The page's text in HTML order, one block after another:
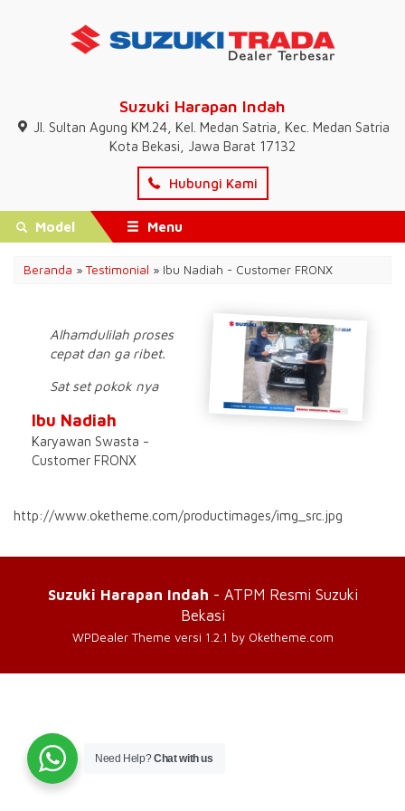
Suzuki Harapan Indah
Jl. Sultan Agung KM.24, Kel. Medan Satria, Kec. Medan Satria
Kota Bekasi, Jawa Barat 17132
Hubungi Kami
Model Menu
Beranda »Testimonial » Ibu Nadiah - Customer FRONX
Alhamdulilah proses
cepat dan ga ribet.
Sat set pokok nya
Ibu Nadiah
Karyawan Swasta -
Customer FRONX
http://www.oketheme.com/productimages/img_src.jpg
Suzuki Harapan Indah - ATPM Resmi Suzuki
Bekasi
WPDealer Theme versi 1.2.1 by Oketheme.com
Need Help?Chat with us